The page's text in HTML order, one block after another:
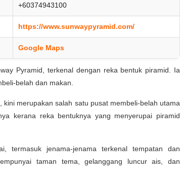
+60374943100
https://www.sunwaypyramid.com/
Google Maps
Pyramid, terkenal dengan reka bentuk piramid. Ia
belah dan makan.
merupakan salah satu pusat membeli-belah utama
kerana reka bentuknya yang menyerupai piramid
termasuk jenama-jenama terkenal tempatan dan
taman tema, gelanggang luncur ais, dan